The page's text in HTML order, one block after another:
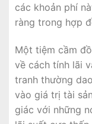
các khoản phí
ràng trong hợp
Một tiệm cầm
về cách tính lãi
tranh thường
vào giá trị tài
giác với những